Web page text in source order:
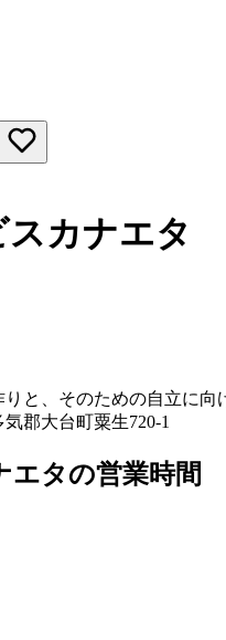
カナエタ
と、そのための自立に向
郡大台町粟生720-1
エタの営業時間